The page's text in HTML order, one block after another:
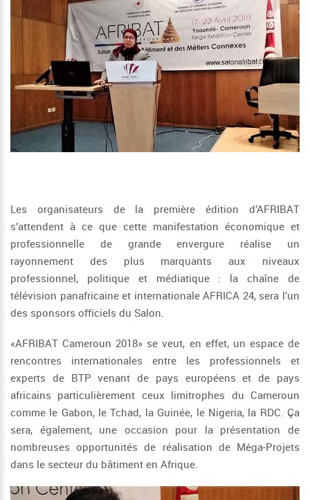
Les organisateurs de la première édition d’AFRIBAT
s’attendent à ce que cette manifestation économique et
professionnelle de grande envergure réalise un
rayonnement des plus marquants aux niveaux
professionnel, politique et médiatique : la chaîne de
télévision panafricaine et internationale AFRICA 24, sera l’un
des sponsors officiels du Salon.
«AFRIBAT Cameroun 2018» se veut, en effet, un espace de
rencontres internationales entre les professionnels et
experts de BTP venant de pays européens et de pays
africains particulièrement ceux limitrophes du Cameroun
comme le Gabon, le Tchad, la Guinée, le Nigeria, la RDC. Ça
sera, également, une occasion pour la présentation de
nombreuses opportunités de réalisation de Méga-Projets
dans le secteur du bâtiment en Afrique.